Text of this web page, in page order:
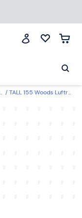
TALL 155 Woods Luftrenser opptil 32 m², for veggmontering